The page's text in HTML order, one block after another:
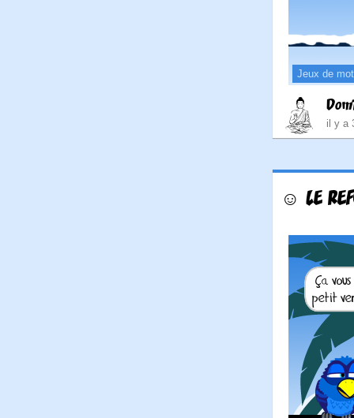
Jeux de
il y a
☺ LE